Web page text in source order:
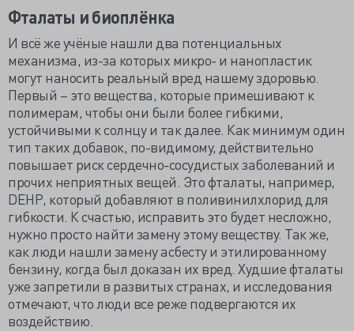
Фталаты и биоплёнка
И всё же учёные нашли два потенциальных
механизма, из-за которых микро- и нанопластик
могут наносить реальный вред нашему здоровью.
Первый – это вещества, которые примешивают к
полимерам, чтобы они были более гибкими,
устойчивыми к солнцу и так далее. Как минимум один
тип таких добавок, по-видимому, действительно
повышает риск сердечно-сосудистых заболеваний и
прочих неприятных вещей. Это фталаты, например,
DEHP, который добавляют в поливинилхлорид для
гибкости. К счастью, исправить это будет несложно,
нужно просто найти замену этому веществу. Так же,
как люди нашли замену асбесту и этилированному
бензину, когда был доказан их вред. Худшие фталаты
уже запретили в развитых странах, и исследования
отмечают, что люди все реже подвергаются их
воздействию.